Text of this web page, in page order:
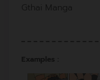
Gthai Manga
Examples :